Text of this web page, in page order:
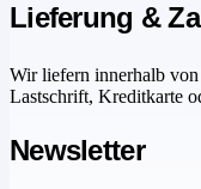
Lieferung &
Wir liefern innerhalb
Lastschrift, Kreditkarte
Newsletter